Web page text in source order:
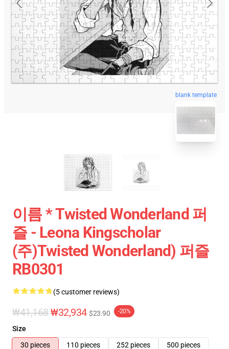
blank template
이름 * Twisted Wonderland 퍼
즐 - Leona Kingscholar
(주)Twisted Wonderland) 퍼즐
RB0301
(5 customer reviews)
₩41,168₩32,934 $23.90 -20%
Size
30 pieces
110 pieces 252 pieces
500 pieces